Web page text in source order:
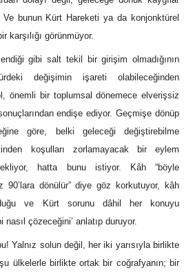
bunun Kürt Hareketi ya da konjonktürel
karşılığı görünmüyor.
gibi salt tekil bir girişim olmadığının
değişimin işareti olabileceğinden
önemli bir toplumsal dönemece elverişsiz
endişe ediyor. Geçmişe dönüp
göre, belki geleceği değiştirebilme
koşulları zorlamayacak bir eylem
hatta bunu istiyor. Kâh “böyle
90’lara dönülür” diye göz korkutuyor, kâh
ve Kürt sorunu dâhil her konuyu
nasıl çözeceğini’ anlatıp duruyor.
Yalnız solun değil, her iki yarısıyla birlikte
ülkelerle birlikte ortak bir coğrafyanın; bir